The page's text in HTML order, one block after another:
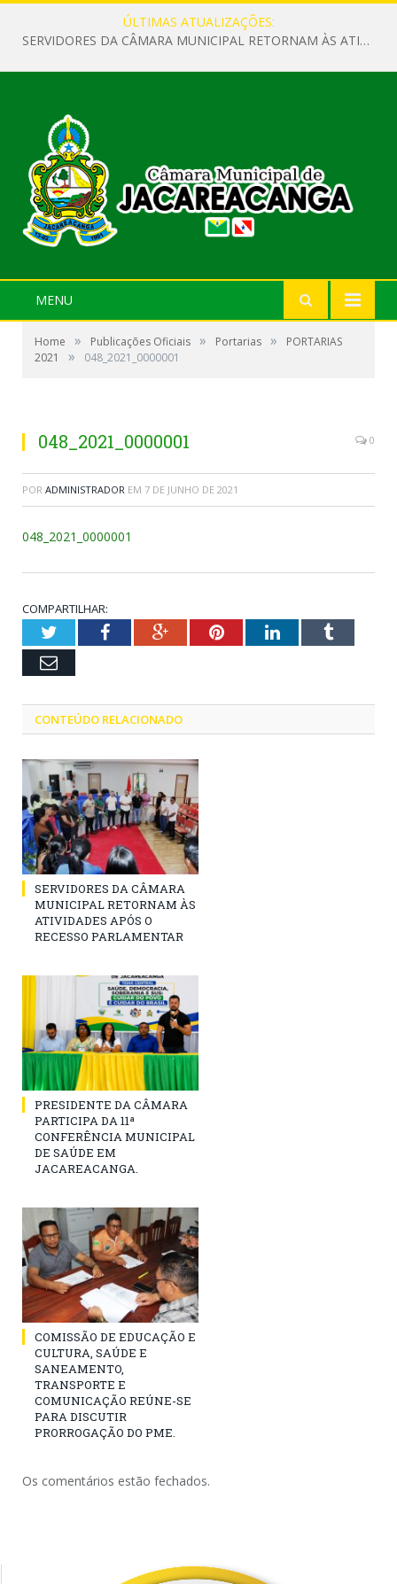
ÚLTIMAS ATUALIZAÇÕES:
SERVIDORES DA CÂMARA MUNICIPAL RETORNAM ÀS ATIVIDADES APÓS O RECESSO PARLAMENTAR
MENU
Home » Publicações Oficiais » Portarias »
PORTARIAS
2021
» 048_2021_0000001
048_2021_0000001 0
POR ADMINISTRADOR EM 7 DE JUNHO DE 2021
048_2021_0000001
COMPARTILHAR:
TwitterFacebookGoogle+PinterestLinkedInTumblr
Email
CONTEÚDO RELACIONADO
SERVIDORES DA CÂMARA
MUNICIPAL RETORNAM ÀS
ATIVIDADES APÓS O
RECESSO PARLAMENTAR
PRESIDENTE DA CÂMARA
PARTICIPA DA 11ª
CONFERÊNCIA MUNICIPAL
DE SAÚDE EM
JACAREACANGA.
COMISSÃO DE EDUCAÇÃO E
CULTURA, SAÚDE E
SANEAMENTO,
TRANSPORTE E
COMUNICAÇÃO REÚNE-SE
PARA DISCUTIR
PRORROGAÇÃO DO PME.
Os comentários estão fechados.